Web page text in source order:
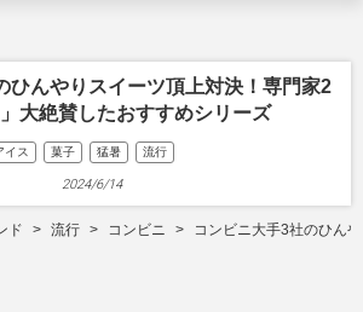
ひんやりスイーツ頂上対決！専門家2
大絶賛したおすすめシリーズ
イス 菓子 猛暑 流行
2024/6/14
ド 流行 コンビニ コンビニ大手3社のひん